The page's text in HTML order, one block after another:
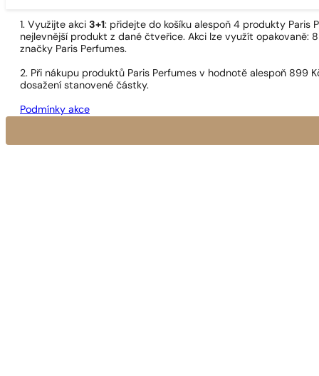
1. Využijte akci 3+1: přidejte do košíku alespoň 4 produkty
nejlevnější produkt z dané čtveřice. Akci lze využít opakovaně:
značky Paris Perfumes.
2. Při nákupu produktů Paris Perfumes v hodnotě alespoň
dosažení stanovené částky.
Podmínky akce